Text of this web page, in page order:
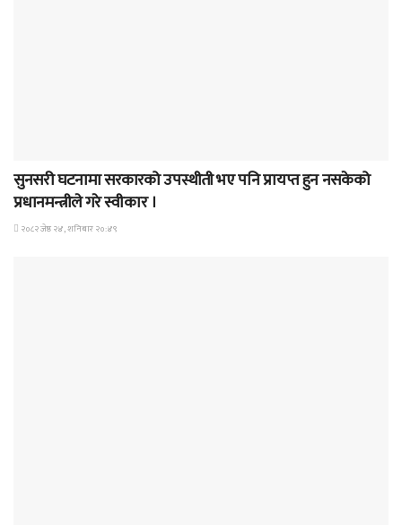
सुनसरी घटनामा सरकारको उपस्थीती भए पनि प्रायप्त हुन नसकेको
प्रधानमन्त्रीले गरे स्वीकार ।
२०८२ जेष्ठ २४, शनिबार २०:४९